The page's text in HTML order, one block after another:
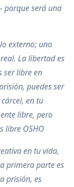
porque será una
externo; uno
La libertad es
ser libre en
puedes ser
en tu
libre, pero
libre OSHO
en tu vida,
primera parte es
prisión, es